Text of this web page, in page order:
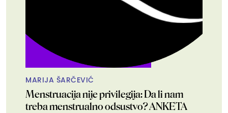
MARIJA ŠARČEVIĆ
Menstruacija nije privilegija: Da li nam
treba menstrualno odsustvo? ANKETA